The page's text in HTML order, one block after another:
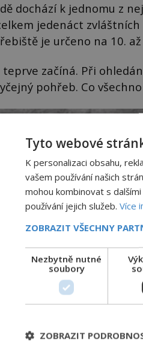
dochází k jednomu z
jedenáct
je určeno na 10.
teprve začíná. Při
pohřeb. Co
Tyto webové
K personalizaci obsahu,
vašem používání našich
mohou kombinovat s
používání jejich služeb. Více
ZOBRAZIT VŠECHNY
Nezbytně nutné
soubory
ZOBRAZIT